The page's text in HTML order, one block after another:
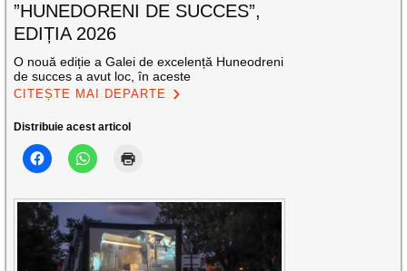
”HUNEDORENI DE SUCCES”,
EDIȚIA 2026
O nouă ediție a Galei de excelență Huneodreni
de succes a avut loc, în aceste
CITEȘTE MAI DEPARTE
Distribuie acest articol